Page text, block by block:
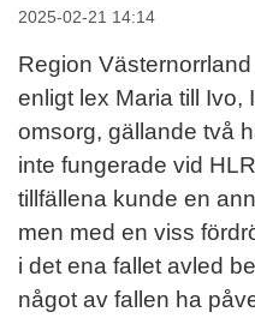
2025-02-21 14:14
Region
enligt lex Maria till Ivo,
omsorg, gällande två
inte fungerade vid
tillfällena kunde en
men med en viss
i det ena fallet avled
något av fallen ha